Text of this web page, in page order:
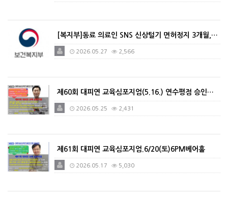
[복지부]동료 의료인 SNS 신상털기 면허정지 3개월,…
2026.05.27 2,566
제60회 대피연 교육심포지엄(5.16.) 연수평점 승인…
2026.05.25 2,431
제61회 대피연 교육심포지엄.6/20(토)6PM베어홀
2026.05.17 5,030